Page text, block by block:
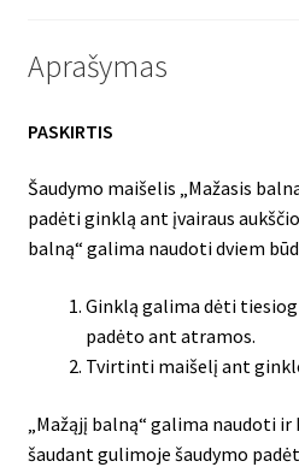
Aprašymas
PASKIRTIS
Šaudymo maišelis „Mažasis
padėti ginklą ant įvairaus
balną“ galima naudoti dviem
Ginklą galima dėti
padėto ant atramos.
Tvirtinti maišelį ant
„Mažąjį balną“ galima naudoti
šaudant gulimoje šaudymo